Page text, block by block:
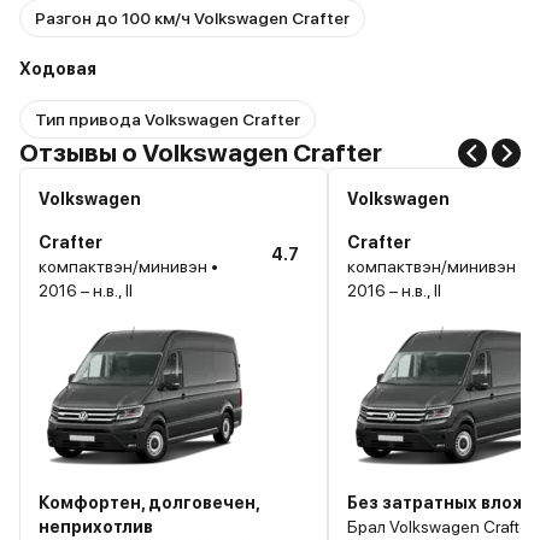
Разгон до 100 км/ч Volkswagen Crafter
Ходовая
Тип привода Volkswagen Crafter
Отзывы о Volkswagen Crafter
Volkswagen
Crafter
компактвэн/минивэн •
2016 – н.в., II
4.7
Комфортен, долговечен,
неприхотлив
Volkswagen
Crafter
компактвэн/минивэн •
2016 – н.в., II
Без затратных
Брал Volkswagen Crafter